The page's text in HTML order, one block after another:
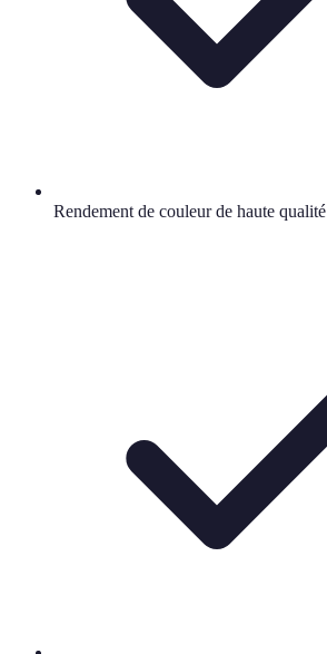
Rendement de couleur de haute qualité